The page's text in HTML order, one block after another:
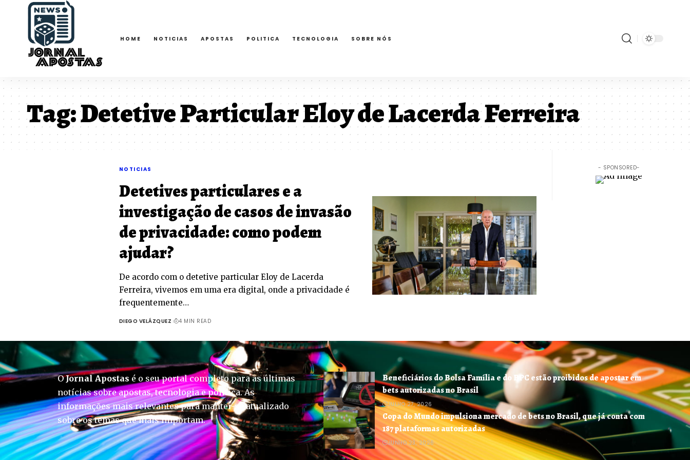
HOME NOTICIAS APOSTAS POLITICA TECNOLOGIA SOBRE NÓS
Tag:Detetive Particular Eloy de Lacerda Ferreira
NOTICIAS
Detetives particulares e a
investigação de casos de invasão
de privacidade: como podem
ajudar?
De acordo com o detetive particular Eloy de Lacerda
Ferreira, vivemos em uma era digital, onde a privacidade é
frequentemente…
DIEGO VELÁZQUEZ 4 MIN READ
- SPONSORED-
OJornal Apostas é o seu portal completo para as últimas
notícias sobre apostas, tecnologia e política. As
informações mais relevantes para manter-se atualizado
sobre os temas que mais importam.
Beneficiários do Bolsa Família e do BPC estão proibidos de apostar em
bets autorizadas no Brasil
JULHO 27, 2026
Copa do Mundo impulsiona mercado de bets no Brasil, que já conta com
187 plataformas autorizadas
JUNHO 23, 2026